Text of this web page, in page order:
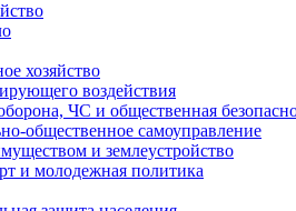
хозяйство
воздействия
ЧС и общественная
общественное самоуправление
и землеустройство
и молодежная политика